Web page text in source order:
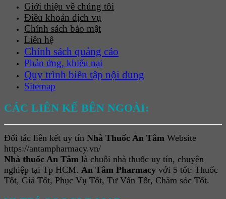
Giới thiệu về chúng tôi
Điều khoản dịch vụ
Chính sách bảo mật
Liên hệ
Chính sách quảng cáo
Phản ứng, khiếu nại
Quy trình biên tập nội dung
Sitemap
CÁC LIÊN KẾ BÊN NGOÀI:
Đối tác liên kết uy tín Nhà Thuốc An Tâm Website
https://antampharmacy.vn/
Nhà thuốc An Tâm là chuỗi nhà thuốc uy tín, chuyên
nghiệp tại Tp HCM. An Tâm Pharmacy với 5 tốt: Thuốc
Tốt, Giá Tốt, Phục Vụ Tốt, Tư Vấn Tốt, Chăm sóc Tốt.